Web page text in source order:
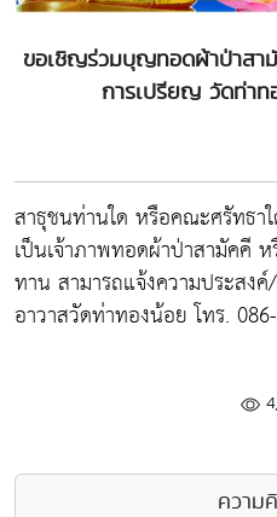
ขอเชิญร่วมบุญทอดผ้าป่าสา
การเปรียญ วัดท่า
สาธุชนท่านใด หรือคณะศรัทธา
เป็นเจ้าภาพทอดผ้าป่าสามัคคี ห
ทาน สามารถแจ้งความประสง
อาวาสวัดท่าทองน้อย โทร.
ความ